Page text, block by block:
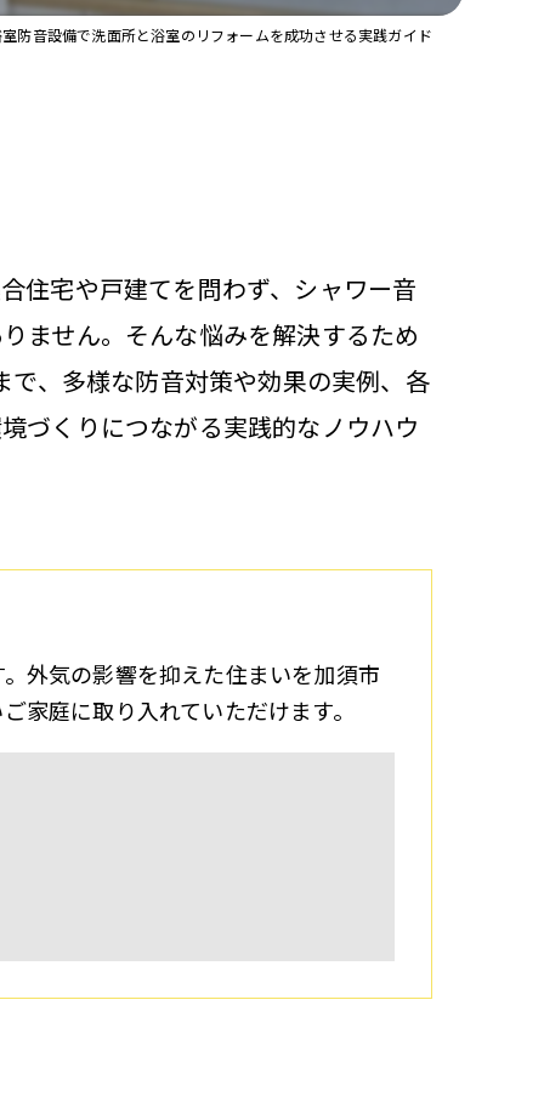
防音設備で洗面所と浴室のリフォームを成功させる実践ガイド
住宅や戸建てを問わず、シャワー音
ません。そんな悩みを解決するため
、多様な防音対策や効果の実例、各
づくりにつながる実践的なノウハウ
外気の影響を抑えた住まいを加須市
家庭に取り入れていただけます。